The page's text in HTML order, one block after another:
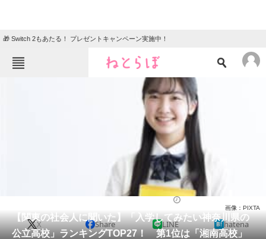
🎁 Switch 2もあたる！ プレゼントキャンペーン実施中！
ニュース
クイズ
地域
教育・育児
リサーチ
会員記事
【関東の社会人に聞いた】「入学してみたい神奈川県の
公立高校」ランキングTOP27！ 第1位は「湘南高校」
画像：PIXTA
X Share LINE hatena